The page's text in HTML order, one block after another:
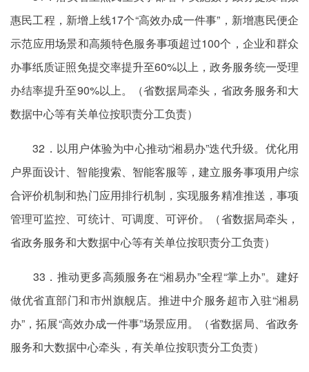
惠民工程，新增上线17个“高效办成一件事”，新增惠民便企
示范应用场景和高频特色服务事项超过100个，企业和群众
办事纸质证照免提交率提升至60%以上，政务服务统一受理
办结率提升至90%以上。（省数据局牵头，省政务服务和大
数据中心等有关单位按职责分工负责）
32．以用户体验为中心推动“湘易办”迭代升级。优化用
户界面设计、智能搜索、智能客服等，建立服务事项用户综
合评价机制和热门应用排行机制，实现服务精准推送，事项
管理可监控、可统计、可调度、可评价。（省数据局牵头，
省政务服务和大数据中心等有关单位按职责分工负责）
33．推动更多高频服务在“湘易办”全程“掌上办”。建好
做优省直部门和市州旗舰店。推进中介服务超市入驻“湘易
办”，拓展“高效办成一件事”场景应用。（省数据局、省政务
服务和大数据中心牵头，有关单位按职责分工负责）